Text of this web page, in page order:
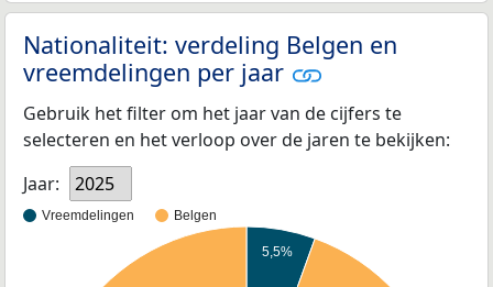
Nationaliteit: verdeling Belgen en
vreemdelingen per jaar
Gebruik het filter om het jaar van de cijfers te
selecteren en het verloop over de jaren te bekijken:
Jaar:
2025
Vreemdelingen Belgen
5,5%